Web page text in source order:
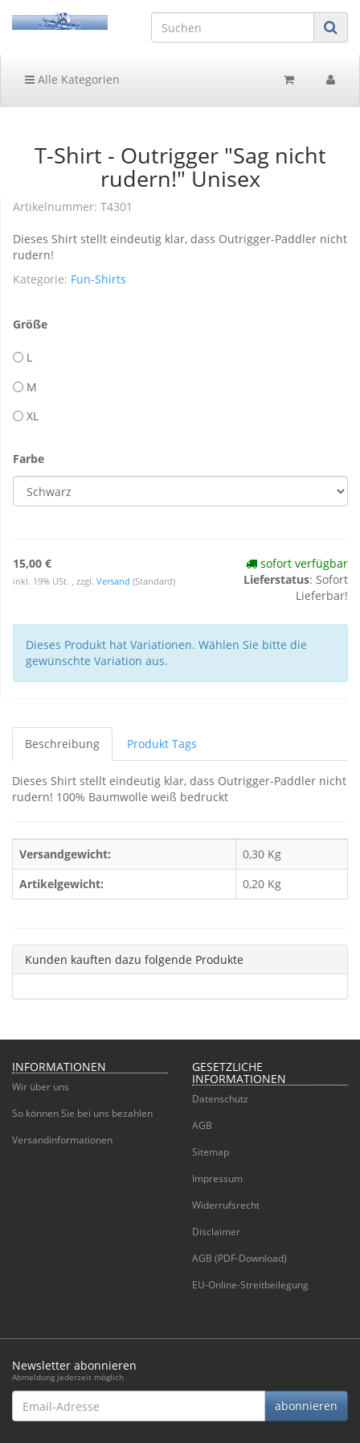
Alle Kategorien
T-Shirt - Outrigger "Sag nicht
rudern!" Unisex
Artikelnummer: T4301
Dieses Shirt stellt eindeutig klar, dass Outrigger-Paddler nicht
rudern!
Kategorie: Fun-Shirts
Größe
L
M
XL
Farbe
15,00 €
inkl. 19% USt. , zzgl. Versand (Standard)
sofort verfügbar
Lieferstatus: Sofort
Lieferbar!
Dieses Produkt hat Variationen. Wählen Sie bitte die
gewünschte Variation aus.
Beschreibung Produkt Tags
Dieses Shirt stellt eindeutig klar, dass Outrigger-Paddler nicht
rudern! 100% Baumwolle weiß bedruckt
Versandgewicht:
0,30 Kg
Artikelgewicht:
0,20 Kg
Kunden kauften dazu folgende Produkte
INFORMATIONEN
Wir über uns
So können Sie bei uns bezahlen
Versandinformationen
GESETZLICHE
INFORMATIONEN
Datenschutz
AGB
Sitemap
Impressum
Widerrufsrecht
Disclaimer
AGB (PDF-Download)
EU-Online-Streitbeilegung
Newsletter abonnieren
Abmeldung jederzeit möglich
Email-
Adresse
abonnieren